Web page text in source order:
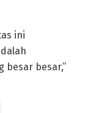
ini
besar besar,”